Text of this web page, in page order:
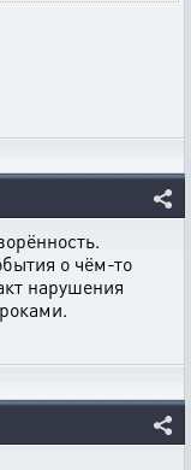
о чём-то
нарушения